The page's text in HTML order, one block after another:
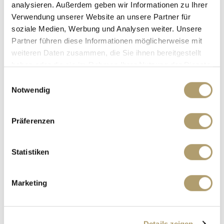
analysieren. Außerdem geben wir Informationen zu Ihrer
Verwendung unserer Website an unsere Partner für
soziale Medien, Werbung und Analysen weiter. Unsere
Partner führen diese Informationen möglicherweise mit
weiteren Daten zusammen, die Sie ihnen bereitgestellt
haben oder die sie im Rahmen Ihrer Nutzung der Dienste
Notwendig
Präferenzen
Statistiken
Marketing
Telefon: +49 89 90932007
Mobil: +49 160 97326123